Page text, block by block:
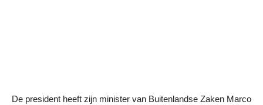
De president heeft zijn minister van Buitenlandse Zaken Marco